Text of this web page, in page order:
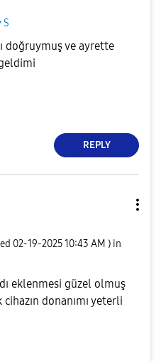
S
doğruymuş ve ayrette
REPLY
‎02-19-202510:43 AM ) in
eklenmesi güzel olmuş
donanımı yeterli